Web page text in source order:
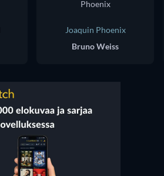
Joaquin Phoenix
Bruno Weiss